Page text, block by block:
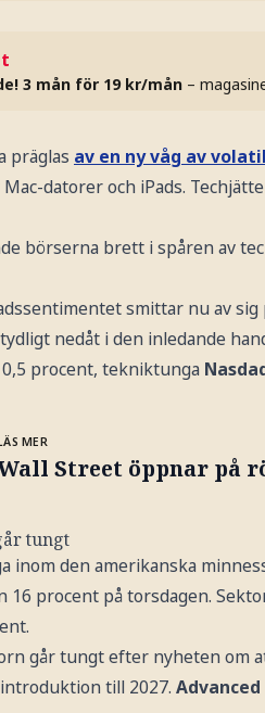
3 mån för 19 kr/mån –
präglas av en ny våg av
datorer och iPads.
börserna brett i spåren av
smittar nu av sig
nedåt i den inledande
procent, tekniktunga
MER
Street öppnar på
tungt
inom den amerikanska
16 procent på torsdagen.
går tungt efter nyheten om
till 2027.